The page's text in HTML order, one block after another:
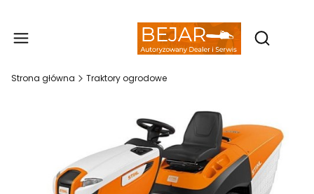
Otwórz
Strona główna Traktory ogrodowe